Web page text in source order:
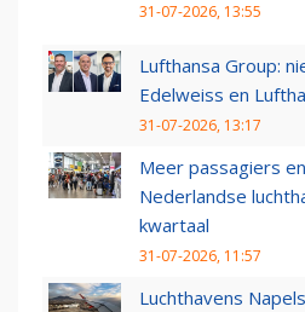
31-07-2026, 13:55
Lufthansa Group:
Edelweiss en
31-07-2026, 13:17
Meer passagiers
Nederlandse
kwartaal
31-07-2026, 11:57
Luchthavens